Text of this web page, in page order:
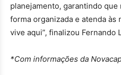
planejamento, garantindo que
forma organizada e atenda às
vive aqui”, finalizou Fernando
*Com informações da